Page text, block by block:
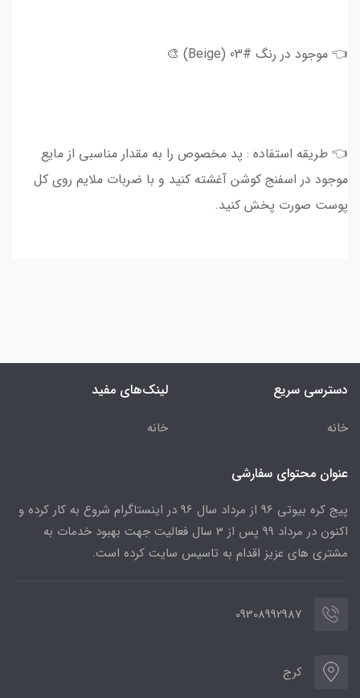
👈 موجود در رنگ #03 (Beige) 🎨
👈 طریقه استفاده : پد مخصوص را به مقدار مناسبی از مایع
موجود در اسفنج کوشن آغشته کنید و با ضربات ملایم روی کل
پوست صورت پخش کنید.
دسترسی سریع
خانه
لینک‌های مفید
خانه
عنوان محتوای سفارشی
پیج کره بیوتی 96 از مرداد سال 96 در اینستاگرام شروع به کار کرده و
اکنون در مرداد 99 پس از 3 سال فعالیت جهت بهبود خدمات به
مشتری های عزیز اقدام به تاسیس سایت کرده است.
09308992987
کرج